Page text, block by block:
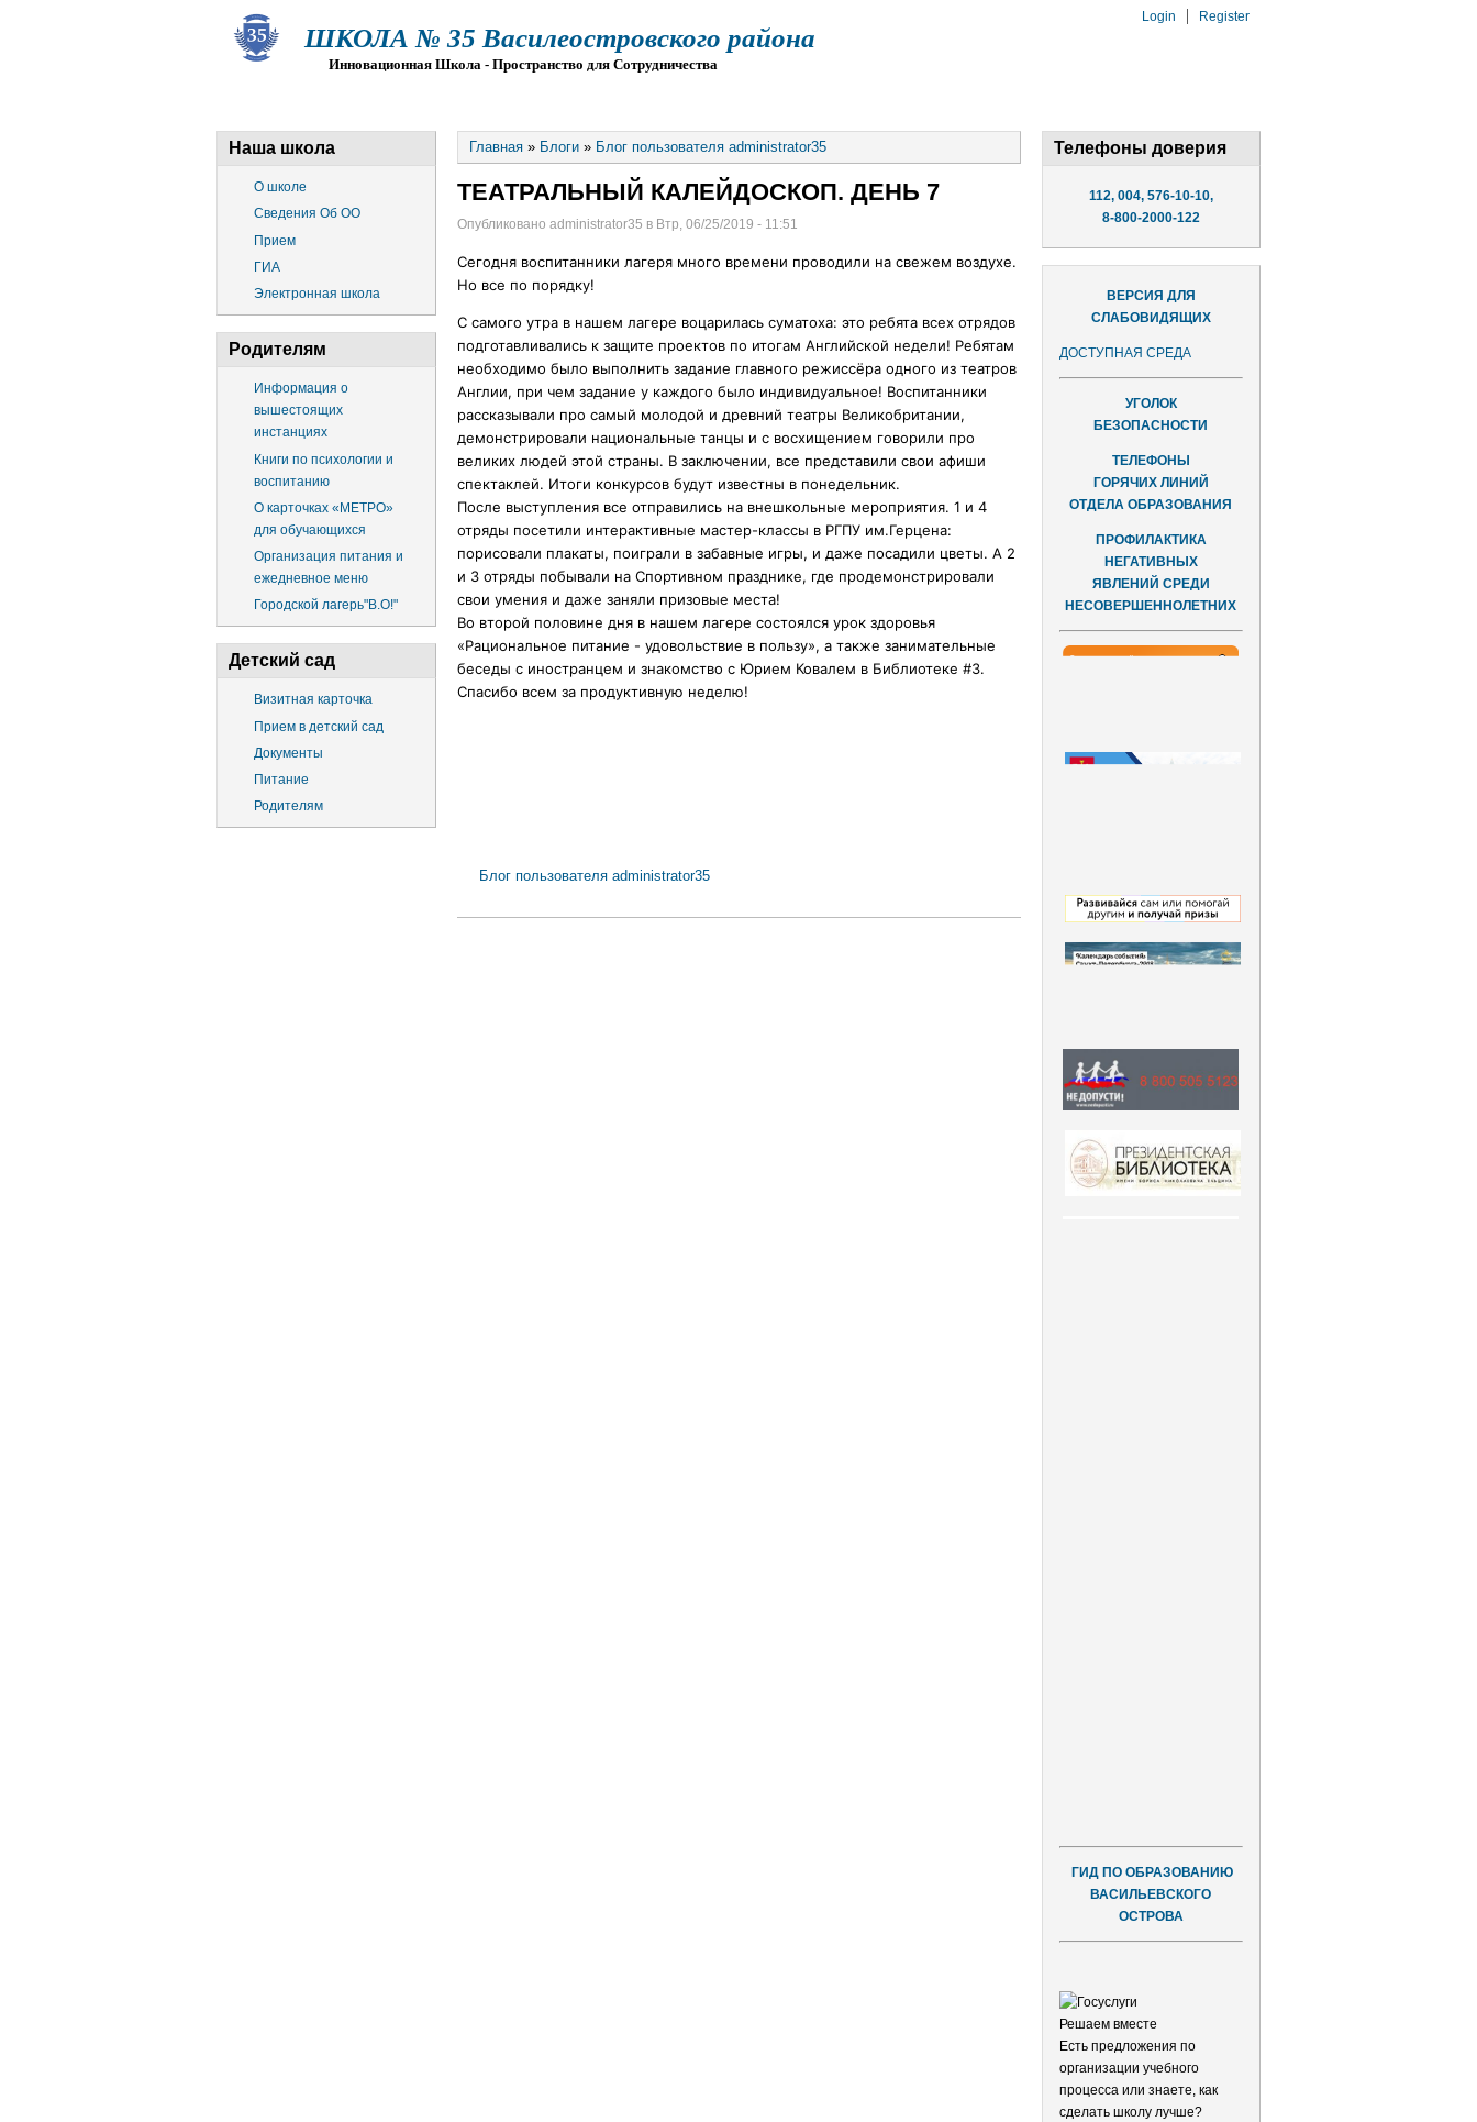
ШКОЛА № 35 Василеостровского района
Инновационная Школа - Пространство для Сотрудничества
Login Register
Наша школа
О школе
Сведения Об ОО
Прием
ГИА
Электронная школа
Родителям
Информация о
вышестоящих
инстанциях
Книги по психологии и
воспитанию
О карточках «МЕТРО»
для обучающихся
Организация питания и
ежедневное меню
Городской лагерь"В.О!"
Детский сад
Визитная карточка
Прием в детский сад
Документы
Питание
Родителям
Главная» Блоги» Блог пользователя administrator35
ТЕАТРАЛЬНЫЙ КАЛЕЙДОСКОП. ДЕНЬ 7
Опубликовано administrator35 в Втр, 06/25/2019 - 11:51
Сегодня воспитанники лагеря много времени проводили на свежем воздухе.
Но все по порядку!
С самого утра в нашем лагере воцарилась суматоха: это ребята всех отрядов
подготавливались к защите проектов по итогам Английской недели! Ребятам
необходимо было выполнить задание главного режиссёра одного из театров
Англии, при чем задание у каждого было индивидуальное! Воспитанники
рассказывали про самый молодой и древний театры Великобритании,
демонстрировали национальные танцы и с восхищением говорили про
великих людей этой страны. В заключении, все представили свои афиши
спектаклей. Итоги конкурсов будут известны в понедельник.
После выступления все отправились на внешкольные мероприятия. 1 и 4
отряды посетили интерактивные мастер-классы в РГПУ им.Герцена:
порисовали плакаты, поиграли в забавные игры, и даже посадили цветы. А 2
и 3 отряды побывали на Спортивном празднике, где продемонстрировали
свои умения и даже заняли призовые места!
Во второй половине дня в нашем лагере состоялся урок здоровья
«Рациональное питание - удовольствие в пользу», а также занимательные
беседы с иностранцем и знакомство с Юрием Ковалем в Библиотеке #3.
Спасибо всем за продуктивную неделю!
Блог пользователя administrator35
Телефоны доверия
112, 004, 576-10-10,
8-800-2000-122
ВЕРСИЯ ДЛЯ
СЛАБОВИДЯЩИХ
ДОСТУПНАЯ СРЕДА
УГОЛОК
БЕЗОПАСНОСТИ
ТЕЛЕФОНЫ
ГОРЯЧИХ ЛИНИЙ
ОТДЕЛА ОБРАЗОВАНИЯ
ПРОФИЛАКТИКА
НЕГАТИВНЫХ
ЯВЛЕНИЙ СРЕДИ
НЕСОВЕРШЕННОЛЕТНИХ
ГИД ПО ОБРАЗОВАНИЮ
ВАСИЛЬЕВСКОГО
ОСТРОВА
Решаем вместе
Есть предложения по
организации учебного
процесса или знаете, как
сделать школу лучше?